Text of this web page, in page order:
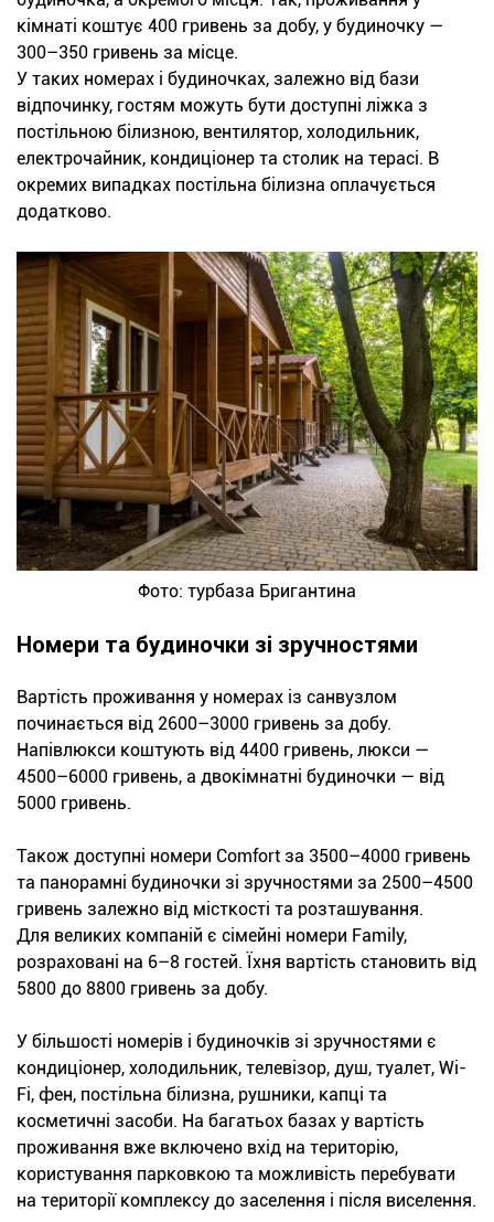
кімнаті коштує 400 гривень за добу, у будиночку —
300–350 гривень за місце.
У таких номерах і будиночках, залежно від бази
відпочинку, гостям можуть бути доступні ліжка з
постільною білизною, вентилятор, холодильник,
електрочайник, кондиціонер та столик на терасі. В
окремих випадках постільна білизна оплачується
додатково.
Фото: турбаза Бригантина
Номери та будиночки зі зручностями
Вартість проживання у номерах із санвузлом
починається від 2600–3000 гривень за добу.
Напівлюкси коштують від 4400 гривень, люкси —
4500–6000 гривень, а двокімнатні будиночки — від
5000 гривень.
Також доступні номери Comfort за 3500–4000 гривень
та панорамні будиночки зі зручностями за 2500–4500
гривень залежно від місткості та розташування.
Для великих компаній є сімейні номери Family,
розраховані на 6–8 гостей. Їхня вартість становить від
5800 до 8800 гривень за добу.
У більшості номерів і будиночків зі зручностями є
кондиціонер, холодильник, телевізор, душ, туалет, Wi-
Fi, фен, постільна білизна, рушники, капці та
косметичні засоби. На багатьох базах у вартість
проживання вже включено вхід на територію,
користування парковкою та можливість перебувати
на території комплексу до заселення і після виселення.